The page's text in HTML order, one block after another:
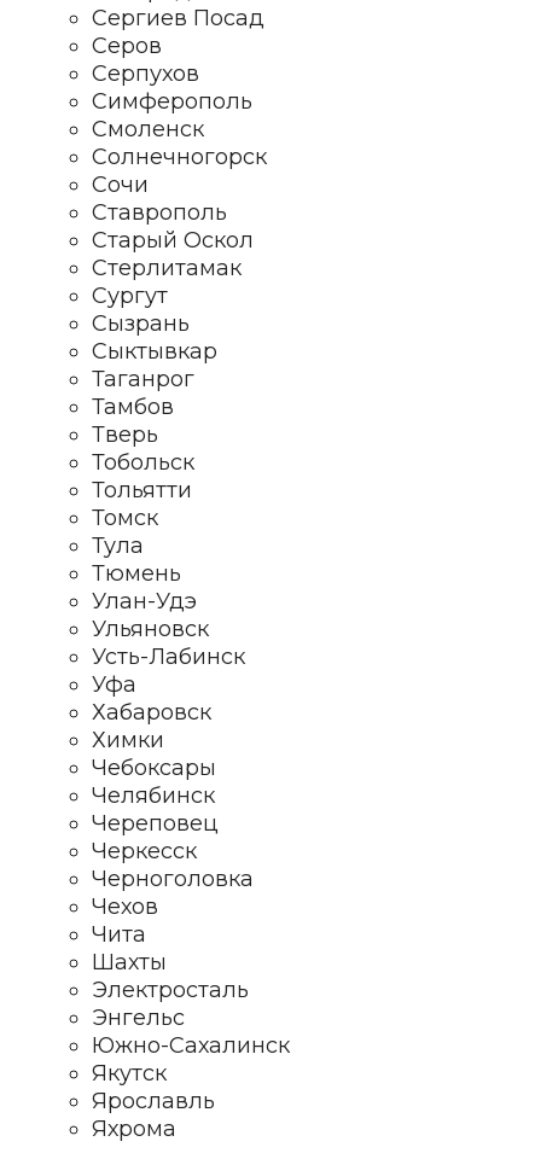
Сергиев Посад
Серов
Серпухов
Симферополь
Смоленск
Солнечногорск
Сочи
Ставрополь
Старый Оскол
Стерлитамак
Сургут
Сызрань
Сыктывкар
Таганрог
Тамбов
Тверь
Тобольск
Тольятти
Томск
Тула
Тюмень
Улан-Удэ
Ульяновск
Усть-Лабинск
Уфа
Хабаровск
Химки
Чебоксары
Челябинск
Череповец
Черкесск
Черноголовка
Чехов
Чита
Шахты
Электросталь
Энгельс
Южно-Сахалинск
Якутск
Ярославль
Яхрома